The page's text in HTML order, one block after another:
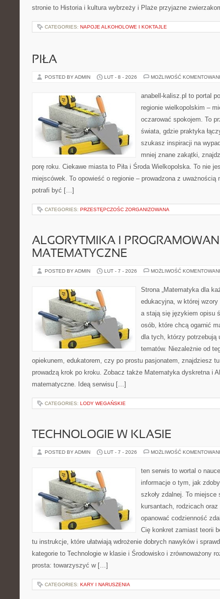
stronie to Historia i kultura wybrzeży i Plaże przyjazne
CATEGORIES: NAPOJE ALKOHOLOWE I KOKTAJLE
PIŁA
POSTED BY ADMIN LUT - 8 - 2026 MOŻLIWOŚĆ
anabell-kalisz.pl to portal
regionie wielkopolskim –
oczarować spokojem. To
świata, gdzie praktyka
szukasz inspiracji na
mniej znane zakątki,
porę roku. Ciekawe miasta to Piła i Środa Wielkopolska. To nie
miejscówek. To opowieść o regionie – prowadzona z uważnością
potrafi być […]
CATEGORIES: PRZESTĘPCZOŚC ZORGANIZOWANA
ALGORYTMIKA I
MATEMATYCZNE
POSTED BY ADMIN LUT - 7 - 2026 MOŻLIWOŚĆ
Strona „Matematyka dla
edukacyjna, w której
a stają się językiem opisu
osób, które chcą ogarnić
dla tych, którzy potrzebują
tematów. Niezależnie od
opiekunem, edukatorem, czy po prostu pasjonatem, znajdziesz
prowadzą krok po kroku. Zobacz także Matematyka dyskretna i
matematyczne. Ideą serwisu […]
CATEGORIES: LODY WEGAŃSKIE
TECHNOLOGIE W KLASIE
POSTED BY ADMIN LUT - 7 - 2026 MOŻLIWOŚĆ
ten serwis to wortal o
informacje o tym, jak
szkoły zdalnej. To
kursantach, rodzicach
opanować codzienność
Cię konkret zamiast teorii
tu instrukcje, które ułatwiają wdrożenie dobrych nawyków i
kategorie to Technologie w klasie i Środowisko i zrównoważony
prosta: towarzyszyć w […]
CATEGORIES: KARY I NARUSZENIA